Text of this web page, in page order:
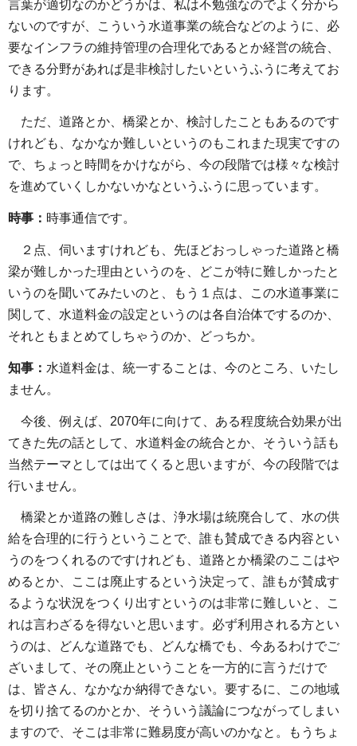
言葉が適切なのかどうかは、私は不勉強なのでよく分から
ないのですが、こういう水道事業の統合などのように、必
要なインフラの維持管理の合理化であるとか経営の統合、
できる分野があれば是非検討したいというふうに考えてお
ります。
ただ、道路とか、橋梁とか、検討したこともあるのです
けれども、なかなか難しいというのもこれまた現実ですの
で、ちょっと時間をかけながら、今の段階では様々な検討
を進めていくしかないかなというふうに思っています。
時事： 時事通信です。
２点、伺いますけれども、先ほどおっしゃった道路と橋
梁が難しかった理由というのを、どこが特に難しかったと
いうのを聞いてみたいのと、もう１点は、この水道事業に
関して、水道料金の設定というのは各自治体でするのか、
それともまとめてしちゃうのか、どっちか。
知事： 水道料金は、統一することは、今のところ、いたし
ません。
今後、例えば、2070年に向けて、ある程度統合効果が出
てきた先の話として、水道料金の統合とか、そういう話も
当然テーマとしては出てくると思いますが、今の段階では
行いません。
橋梁とか道路の難しさは、浄水場は統廃合して、水の供
給を合理的に行うということで、誰も賛成できる内容とい
うのをつくれるのですけれども、道路とか橋梁のここはや
めるとか、ここは廃止するという決定って、誰もが賛成す
るような状況をつくり出すというのは非常に難しいと、こ
れは言わざるを得ないと思います。必ず利用される方とい
うのは、どんな道路でも、どんな橋でも、今あるわけでご
ざいまして、その廃止ということを一方的に言うだけで
は、皆さん、なかなか納得できない。要するに、この地域
を切り捨てるのかとか、そういう議論につながってしまい
ますので、そこは非常に難易度が高いのかなと。もうちょ